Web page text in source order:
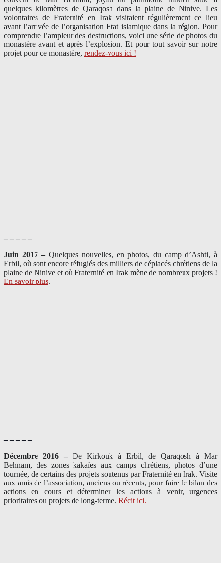
quelques kilomètres de Qaraqosh dans la plaine de Ninive. Les
volontaires de Fraternité en Irak visitaient régulièrement ce lieu
avant l’arrivée de l’organisation Etat islamique dans la région. Pour
comprendre l’ampleur des destructions, voici une série de photos du
monastère avant et après l’explosion. Et pour tout savoir sur notre
projet pour ce monastère, rendez-vous ici !
– – – – –
Juin 2017 – Quelques nouvelles, en photos, du camp d’Ashti, à
Erbil, où sont encore réfugiés des milliers de déplacés chrétiens de la
plaine de Ninive et où Fraternité en Irak mène de nombreux projets !
En savoir plus.
– – – – –
Décembre 2016 – De Kirkouk à Erbil, de Qaraqosh à Mar
Behnam, des zones kakaïes aux camps chrétiens, photos d’une
tournée, de certains des projets soutenus par Fraternité en Irak. Visite
aux amis de l’association, anciens ou récents, pour faire le bilan des
actions en cours et déterminer les actions à venir, urgences
prioritaires ou projets de long-terme. Récit ici.